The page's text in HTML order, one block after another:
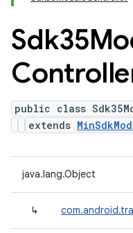
public class
extends
java.lang.Object
↳